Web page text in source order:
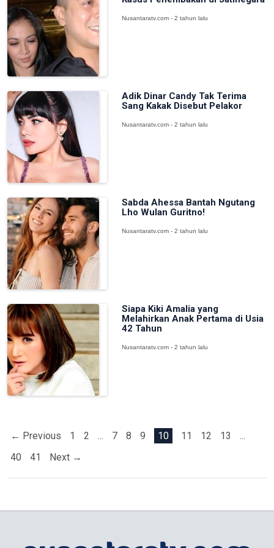
Nusantaratv.com - 2 tahun lalu
Adik Dinar Candy Tak Terima
Sang Kakak Disebut Pelakor
Nusantaratv.com - 2 tahun lalu
Sabda Ahessa Bantah Ngutang
Lho Wulan Guritno!
Nusantaratv.com - 2 tahun lalu
Siapa Kiki Amalia yang
Melahirkan Anak Pertama di Usia
42 Tahun
Nusantaratv.com - 2 tahun lalu
← Previous 1 2 ... 7 8 9 10 11 12 13
...
40
41 Next →